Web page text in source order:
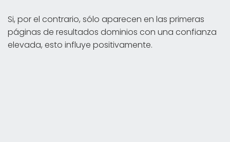
Si, por el contrario, sólo aparecen en las primeras
páginas de resultados dominios con una confianza
elevada, esto influye positivamente.